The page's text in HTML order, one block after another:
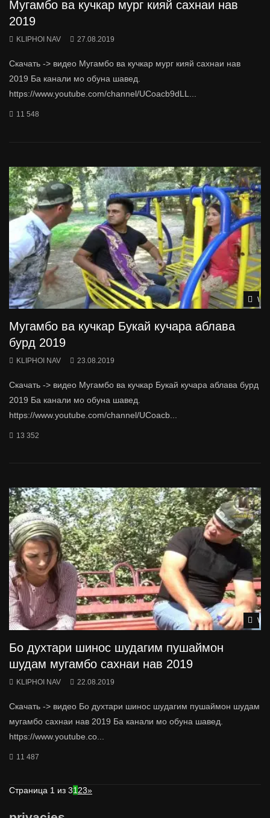
Мугамбо ва кучкар мург кияй сахнаи нав
2019
KLIPHOI NAV 27.08.2019
Скачать -> видео Мугамбо ва кучкар мург кияй сахнаи нав
2019 Ба канали мо обуна шавед.
https://www.youtube.com/channel/UCoacb9dLL...
11 548
Мугамбо ва кучкар Букай кучара аблава
бурд 2019
KLIPHOI NAV 23.08.2019
Скачать -> видео Мугамбо ва кучкар Букай кучара аблава бурд
2019 Ба канали мо обуна шавед.
https://www.youtube.com/channel/UCoacb...
13 352
Бо духтари шинос шудагим пушаймон
шудам мугамбо сахнаи нав 2019
KLIPHOI NAV 22.08.2019
Скачать -> видео Бо духтари шинос шудагим пушаймон шудам
мугамбо сахнаи нав 2019 Ба канали мо обуна шавед.
https://www.youtube.co...
11 487
Страница 1 из 3123»